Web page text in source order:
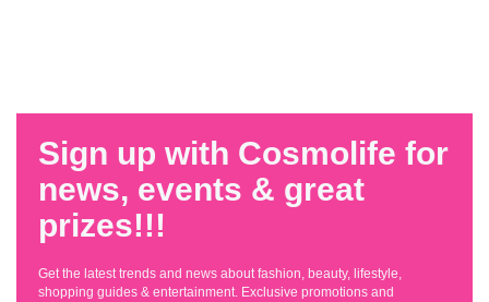
Sign up with Cosmolife for
news, events & great
prizes!!!
Get the latest trends and news about fashion, beauty, lifestyle,
shopping guides & entertainment. Exclusive promotions and